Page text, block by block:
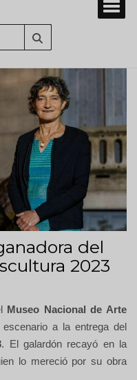
del
2023
Museo Nacional de Arte
a la entrega del
. El galardón recayó en la
lo mereció por su obra